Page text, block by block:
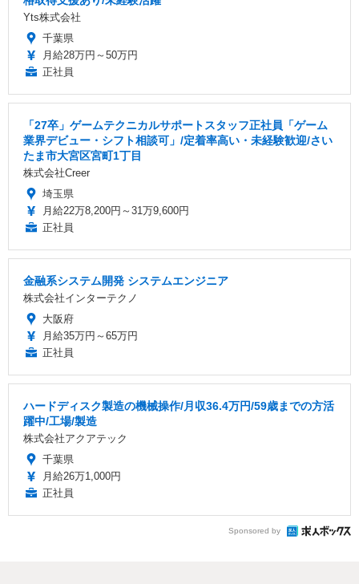
Yts株式会社
千葉県
月給28万円～50万円
正社員
「27卒」ゲームテクニカルサポートスタッフ正社員「ゲーム
業界デビュー・シフト相談可」/定着率高い・未経験歓迎/さい
たま市大宮区宮町1丁目
株式会社Creer
埼玉県
月給22万8,200円～31万9,600円
正社員
金融系システム開発 システムエンジニア
株式会社インターテクノ
大阪府
月給35万円～65万円
正社員
ハードディスク製造の機械操作/月収36.4万円/59歳までの方活
躍中/工場/製造
株式会社アクアテック
千葉県
月給26万1,000円
正社員
Sponsored by